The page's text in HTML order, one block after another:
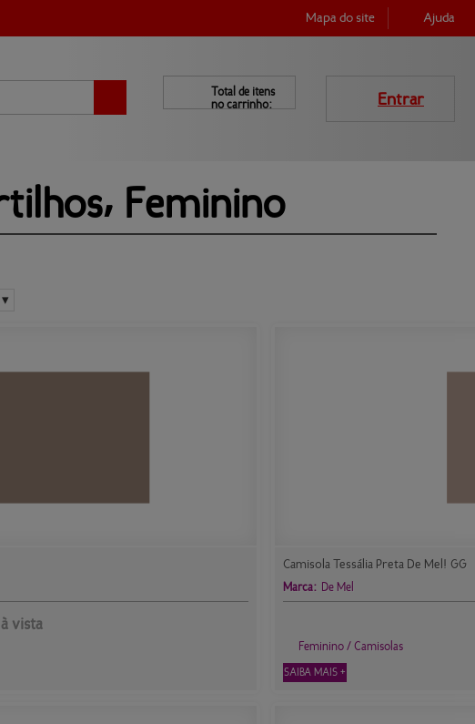
Mapa do site Ajuda
Entrar
Total de itens
no carrinho:
Feminino
à vista
Camisola Tessália Preta De Mel! GG
Marca: De Mel
Feminino / Camisolas
SAIBA MAIS +